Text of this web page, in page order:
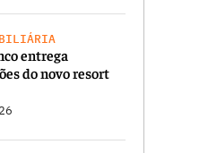
entrega
do novo resort